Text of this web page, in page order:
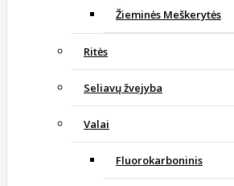
Žieminės Meškerytės
Ritės
Seliavų žvejyba
Valai
Fluorokarboninis